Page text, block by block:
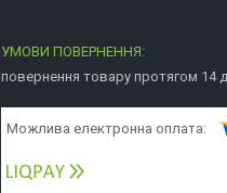
повернення товару протягом 14